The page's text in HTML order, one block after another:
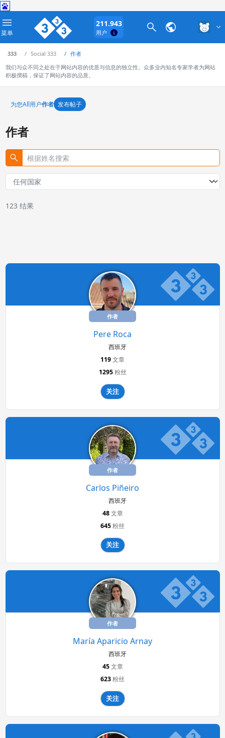
菜单
211.943
用户
333 Social 333
作者
我们与众不同之处在于网站内容的优质与信息的独立性。众多业内知名专家学者为网站
积极撰稿，保证了网站内容的品质。
为您All用户作者 发布帖子
作者
123 结果
作者
Pere Roca
西班牙
119文章
1295 粉丝
关注
作者
Carlos Piñeiro
西班牙
48 文章
645粉丝
关注
作者
María Aparicio Arnay
西班牙
45 文章
623粉丝
关注